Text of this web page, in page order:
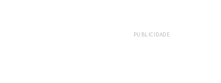
PUBLICIDADE